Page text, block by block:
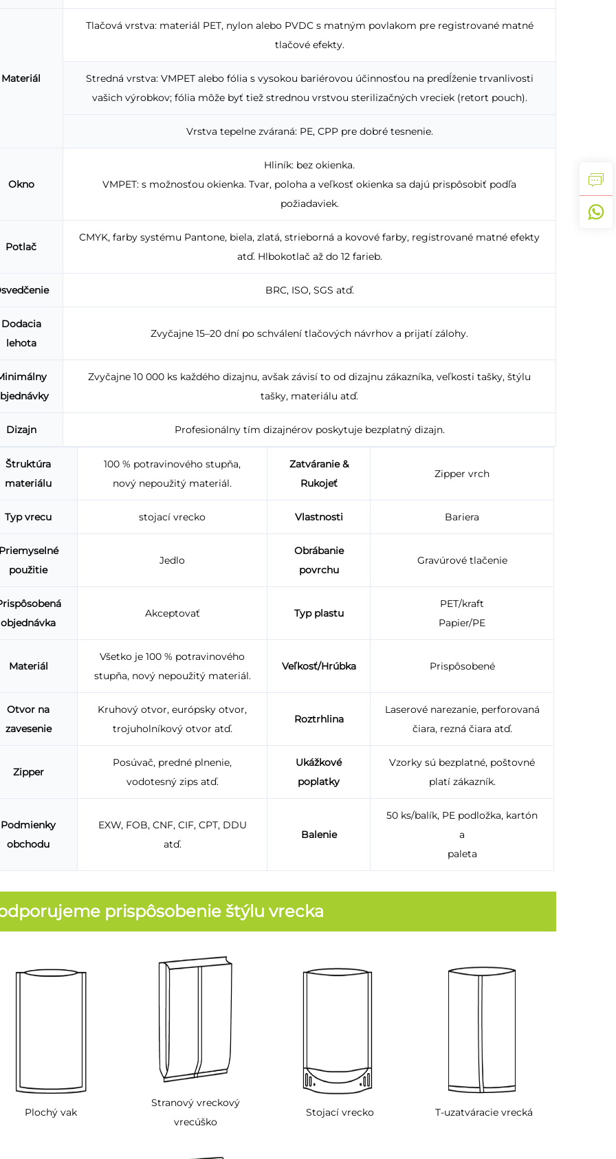
Materiál
Tlačová vrstva: materiál PET, nylon alebo PVDC s matným povlakom pre registrované matné
tlačové efekty.
Stredná vrstva: VMPET alebo fólia s vysokou bariérovou účinnosťou na predĺženie trvanlivosti
vašich výrobkov; fólia môže byť tiež strednou vrstvou sterilizačných vreciek (retort pouch).
Vrstva tepelne zváraná: PE, CPP pre dobré tesnenie.
Okno
Hliník: bez okienka.
VMPET: s možnosťou okienka. Tvar, poloha a veľkosť okienka sa dajú prispôsobiť podľa
požiadaviek.
Potlač
CMYK, farby systému Pantone, biela, zlatá, strieborná a kovové farby, registrované matné efekty
atď. Hlbokotlač až do 12 farieb.
BRC, ISO, SGS atď.
Dodacia
lehota
Zvyčajne 15–20 dní po schválení tlačových návrhov a prijatí zálohy.
Zvyčajne 10 000 ks každého dizajnu, avšak závisí to od dizajnu zákazníka, veľkosti tašky, štýlu
tašky, materiálu atď.
Dizajn Profesionálny tím dizajnérov poskytuje bezplatný dizajn.
Štruktúra
materiálu
100 % potravinového stupňa,
nový nepoužitý materiál.
Zatváranie &
Rukojeť
Zipper vrch
Typ vrecu stojací vrecko Vlastnosti Bariera
použitie
Jedlo
Obrábanie
povrchu
Gravúrové tlačenie
objednávka
Akceptovať Typ plastu
PET/kraft
Papier/PE
Materiál
Všetko je 100 % potravinového
stupňa, nový nepoužitý materiál.
Veľkosť/Hrúbka Prispôsobené
Otvor na
zavesenie
Kruhový otvor, európsky otvor,
trojuholníkový otvor atď.
Roztrhlina
Laserové narezanie, perforovaná
čiara, rezná čiara atď.
Zipper
Posúvač, predné plnenie,
vodotesný zips atď.
Ukážkové
poplatky
Vzorky sú bezplatné, poštovné
platí zákazník.
Podmienky
obchodu
EXW, FOB, CNF, CIF, CPT, DDU
atď.
Balenie
50 ks/balík, PE podložka, kartón
a
paleta
prispôsobenie štýlu vrecka
Plochý vak
Stranový vreckový
vrecúško
Stojací vrecko T-uzatváracie vrecká